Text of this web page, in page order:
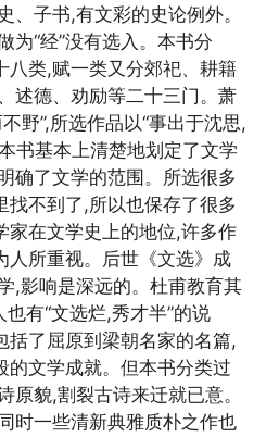
、子书,有文彩的史论例外。
为“经”没有选入。本书分
八类,赋一类又分郊祀、耕籍
述德、劝励等二十三门。萧
野”,所选作品以“事出于沈思,
书基本上清楚地划定了文学
确了文学的范围。所选很多
找不到了,所以也保存了很多
家在文学史上的地位,许多作
人所重视。后世《文选》成
,影响是深远的。杜甫教育其
也有“文选烂,秀才半”的说
括了屈原到梁朝名家的名篇,
的文学成就。但本书分类过
原貌,割裂古诗来迁就已意。
时一些清新典雅质朴之作也